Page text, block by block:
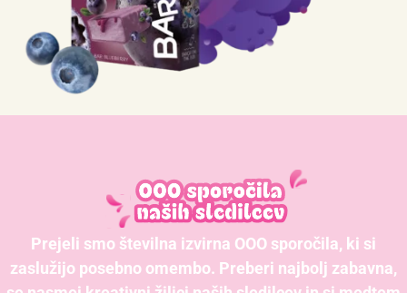
Prejeli smo številna izvirna OOO sporočila, ki si
zaslužijo posebno omembo. Preberi najbolj zabavna,